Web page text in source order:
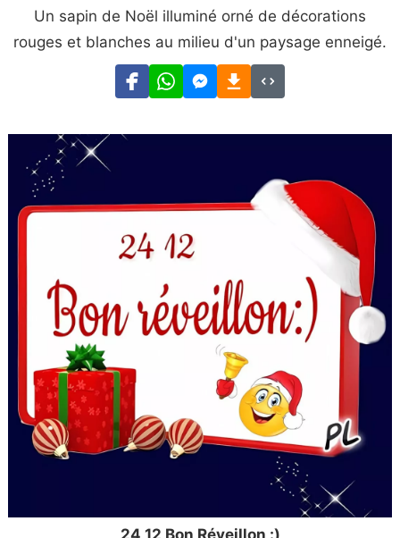
Un sapin de Noël illuminé orné de décorations
rouges et blanches au milieu d'un paysage enneigé.